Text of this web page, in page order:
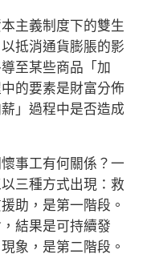
主義制度下的雙生
抵消通貨膨脹的影
至某些商品「加
的要素是財富分佈
」過程中是否造成
事工有何關係？一
三種方式出現：救
助，是第一階段。
結果是可持續發
象，是第二階段。